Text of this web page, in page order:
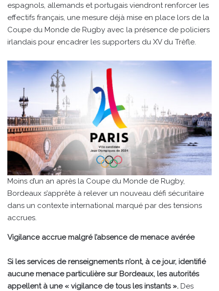
espagnols, allemands et portugais viendront renforcer les
effectifs français, une mesure déjà mise en place lors de la
Coupe du Monde de Rugby avec la présence de policiers
irlandais pour encadrer les supporters du XV du Trèfle.
Moins d’un an après la Coupe du Monde de Rugby,
Bordeaux s’apprête à relever un nouveau défi sécuritaire
dans un contexte international marqué par des tensions
accrues.
Vigilance accrue malgré l’absence de menace avérée
Si les services de renseignements n’ont, à ce jour, identifié
aucune menace particulière sur Bordeaux, les autorités
appellent à une « vigilance de tous les instants ». Des